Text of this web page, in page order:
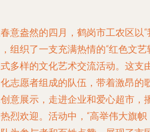
意盎然的四月，鹤岗市工农区以“
组织了一支充满热情的“红色文
多样的文化艺术交流活动。这支
志愿者组成的队伍，带着激昂的
意展示，走进企业和爱心超市，
烈欢迎。活动中，“高举伟大旗